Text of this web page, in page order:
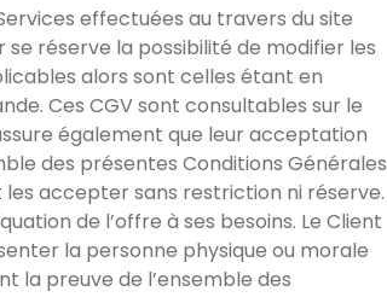
effectuées au travers du site
réserve la possibilité de modifier les
alors sont celles étant en
Ces CGV sont consultables sur le
également que leur acceptation
des présentes Conditions Générales
les accepter sans restriction ni réserve.
de l’offre à ses besoins. Le Client
la personne physique ou morale
la preuve de l’ensemble des